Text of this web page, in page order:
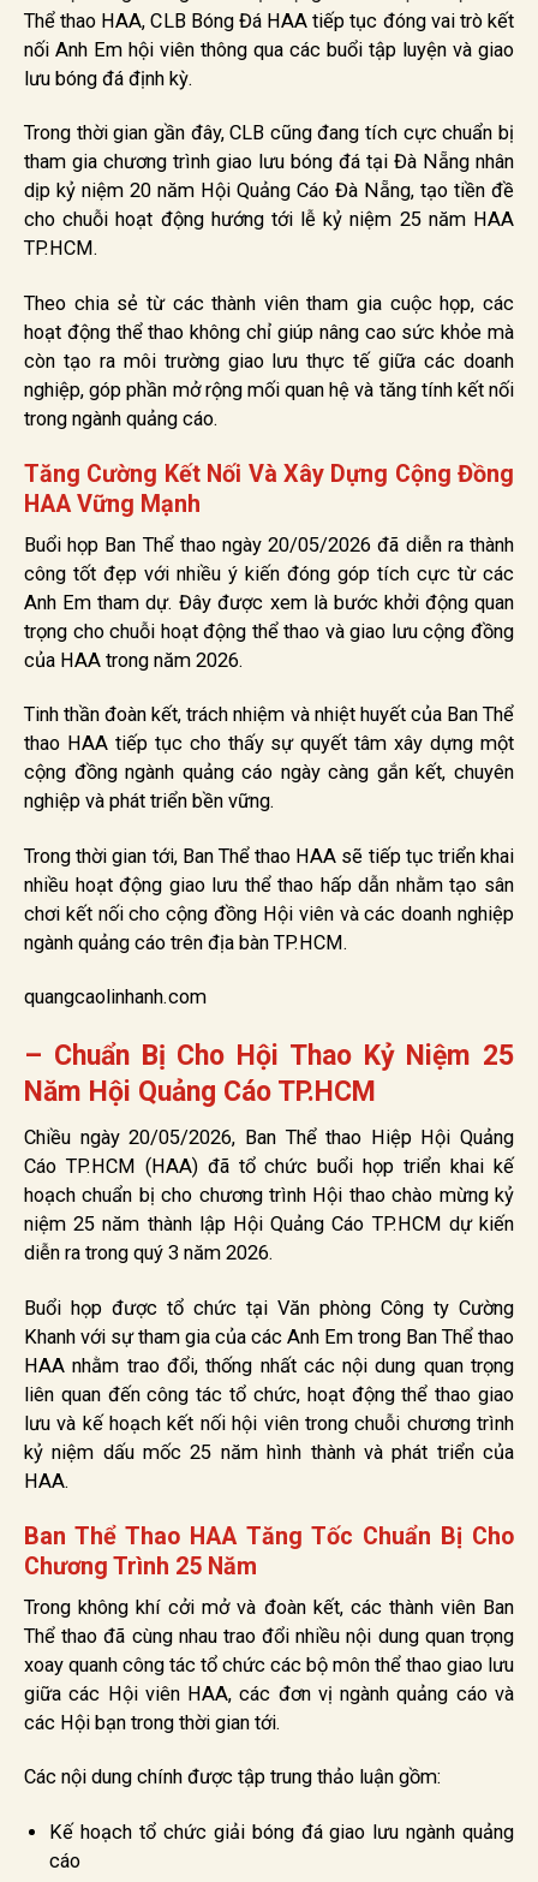
Thể thao HAA, CLB Bóng Đá HAA tiếp tục đóng vai trò kết
nối Anh Em hội viên thông qua các buổi tập luyện và giao
lưu bóng đá định kỳ.
Trong thời gian gần đây, CLB cũng đang tích cực chuẩn bị
tham gia chương trình giao lưu bóng đá tại Đà Nẵng nhân
dịp kỷ niệm 20 năm Hội Quảng Cáo Đà Nẵng, tạo tiền đề
cho chuỗi hoạt động hướng tới lễ kỷ niệm 25 năm HAA
TP.HCM.
Theo chia sẻ từ các thành viên tham gia cuộc họp, các
hoạt động thể thao không chỉ giúp nâng cao sức khỏe mà
còn tạo ra môi trường giao lưu thực tế giữa các doanh
nghiệp, góp phần mở rộng mối quan hệ và tăng tính kết nối
trong ngành quảng cáo.
Tăng Cường Kết Nối Và Xây Dựng Cộng Đồng
HAA Vững Mạnh
Buổi họp Ban Thể thao ngày 20/05/2026 đã diễn ra thành
công tốt đẹp với nhiều ý kiến đóng góp tích cực từ các
Anh Em tham dự. Đây được xem là bước khởi động quan
trọng cho chuỗi hoạt động thể thao và giao lưu cộng đồng
của HAA trong năm 2026.
Tinh thần đoàn kết, trách nhiệm và nhiệt huyết của Ban Thể
thao HAA tiếp tục cho thấy sự quyết tâm xây dựng một
cộng đồng ngành quảng cáo ngày càng gắn kết, chuyên
nghiệp và phát triển bền vững.
Trong thời gian tới, Ban Thể thao HAA sẽ tiếp tục triển khai
nhiều hoạt động giao lưu thể thao hấp dẫn nhằm tạo sân
chơi kết nối cho cộng đồng Hội viên và các doanh nghiệp
ngành quảng cáo trên địa bàn TP.HCM.
quangcaolinhanh.com
– Chuẩn Bị Cho Hội Thao Kỷ Niệm 25
Năm Hội Quảng Cáo TP.HCM
Chiều ngày 20/05/2026, Ban Thể thao Hiệp Hội Quảng
Cáo TP.HCM (HAA) đã tổ chức buổi họp triển khai kế
hoạch chuẩn bị cho chương trình Hội thao chào mừng kỷ
niệm 25 năm thành lập Hội Quảng Cáo TP.HCM dự kiến
diễn ra trong quý 3 năm 2026.
Buổi họp được tổ chức tại Văn phòng Công ty Cường
Khanh với sự tham gia của các Anh Em trong Ban Thể thao
HAA nhằm trao đổi, thống nhất các nội dung quan trọng
liên quan đến công tác tổ chức, hoạt động thể thao giao
lưu và kế hoạch kết nối hội viên trong chuỗi chương trình
kỷ niệm dấu mốc 25 năm hình thành và phát triển của
HAA.
Ban Thể Thao HAA Tăng Tốc Chuẩn Bị Cho
Chương Trình 25 Năm
Trong không khí cởi mở và đoàn kết, các thành viên Ban
Thể thao đã cùng nhau trao đổi nhiều nội dung quan trọng
xoay quanh công tác tổ chức các bộ môn thể thao giao lưu
giữa các Hội viên HAA, các đơn vị ngành quảng cáo và
các Hội bạn trong thời gian tới.
Các nội dung chính được tập trung thảo luận gồm:
Kế hoạch tổ chức giải bóng đá giao lưu ngành quảng
cáo